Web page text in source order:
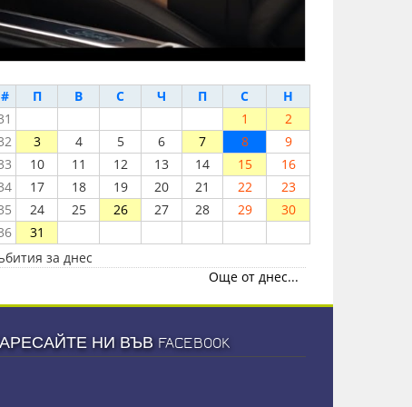
# П В С Ч П С
Н
1
2
3 4 5 6 7 8
9
10 11 12 13 14 15
16
17 18 19 20 21 22
23
24 25 26 27 28 29
30
31
за днес
Още от днес...
НИ ВЪВ FACEBOOK